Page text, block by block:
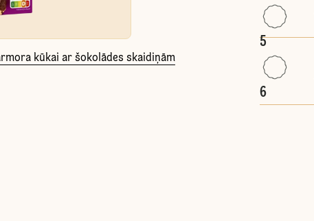
kūkai ar šokolādes skaidiņām
5
6